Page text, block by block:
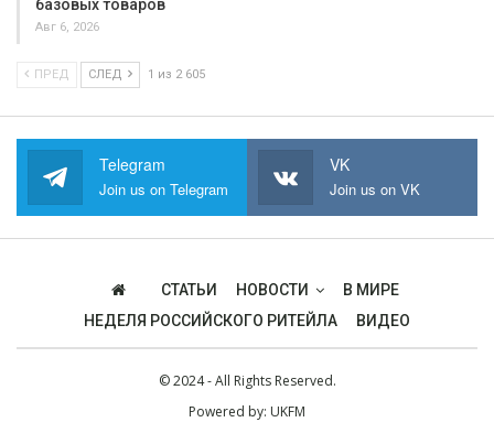
базовых товаров
Авг 6, 2026
ПРЕД СЛЕД 1 из 2 605
Telegram
Join us on Telegram
VK
Join us on VK
СТАТЬИ НОВОСТИ
В МИРЕ
НЕДЕЛЯ РОССИЙСКОГО РИТЕЙЛА
ВИДЕО
© 2024 - All Rights Reserved.
Powered by: UKFM